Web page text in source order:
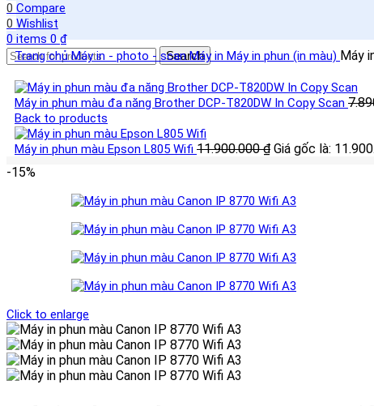
0 Compare
0 Wishlist
0items 0₫
Search
Trang chủMáy in - photo - scanMáy in Máy in phun (in màu) Máy
Máy in phun màu đa năng Brother DCP-T820DW In Copy Scan
Back to products
Máy in phun màu Epson L805 Wifi 11.900.000₫ Giá gốc là:
-15%
Click to enlarge